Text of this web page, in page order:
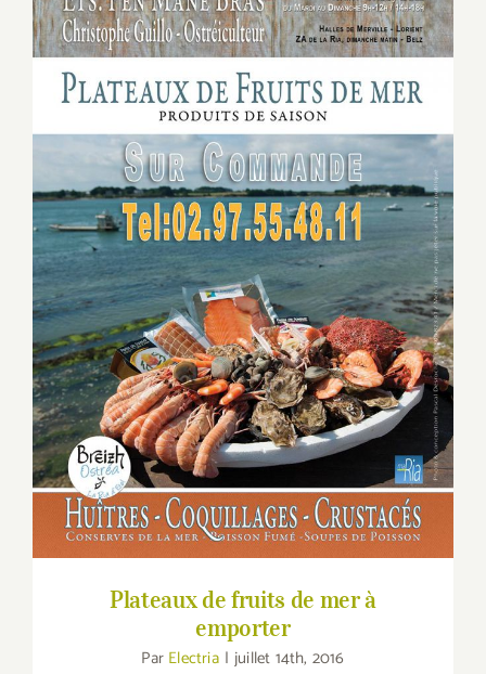
Plateaux de fruits de mer à emporter
Plateaux de fruits de mer à
emporter
Par Electria | juillet 14th, 2016